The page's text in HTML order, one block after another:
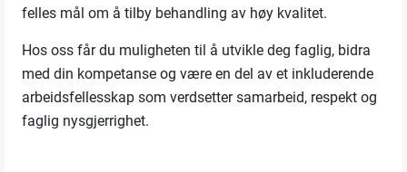
felles mål om å tilby behandling av høy kvalitet.
Hos oss får du muligheten til å utvikle deg faglig, bidra
med din kompetanse og være en del av et inkluderende
arbeidsfellesskap som verdsetter samarbeid, respekt og
faglig nysgjerrighet.